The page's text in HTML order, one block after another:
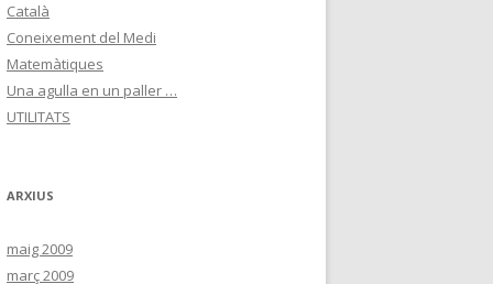
Català
Coneixement del Medi
Matemàtiques
Una agulla en un paller …
UTILITATS
ARXIUS
maig 2009
març 2009